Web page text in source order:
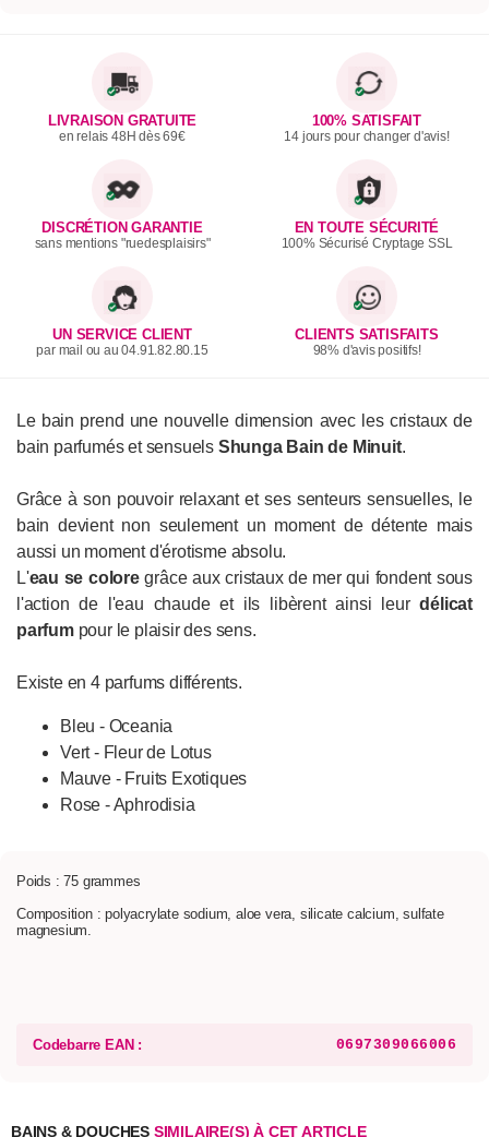
LIVRAISON GRATUITE
en relais 48H dès 69€
100% SATISFAIT
14 jours pour changer d'avis!
DISCRÉTION GARANTIE
sans mentions "ruedesplaisirs"
EN TOUTE SÉCURITÉ
100% Sécurisé Cryptage SSL
UN SERVICE CLIENT
par mail ou au 04.91.82.80.15
CLIENTS SATISFAITS
98% d'avis positifs!
Le bain prend une nouvelle dimension avec les cristaux de
bain parfumés et sensuels Shunga Bain de Minuit.
Grâce à son pouvoir relaxant et ses senteurs sensuelles, le
bain devient non seulement un moment de détente mais
aussi un moment d'érotisme absolu.
L'eau se coloregrâce aux cristaux de mer qui fondent sous
l'action de l'eau chaude et ils libèrent ainsi leurdélicat
parfumpour le plaisir des sens.
Existe en 4 parfums différents.
Bleu - Oceania
Vert - Fleur de Lotus
Mauve - Fruits Exotiques
Rose - Aphrodisia
Poids : 75 grammes
Composition : polyacrylate sodium, aloe vera, silicate calcium, sulfate
magnesium.
Codebarre EAN : 0697309066006
BAINS & DOUCHES SIMILAIRE(S) À CET ARTICLE